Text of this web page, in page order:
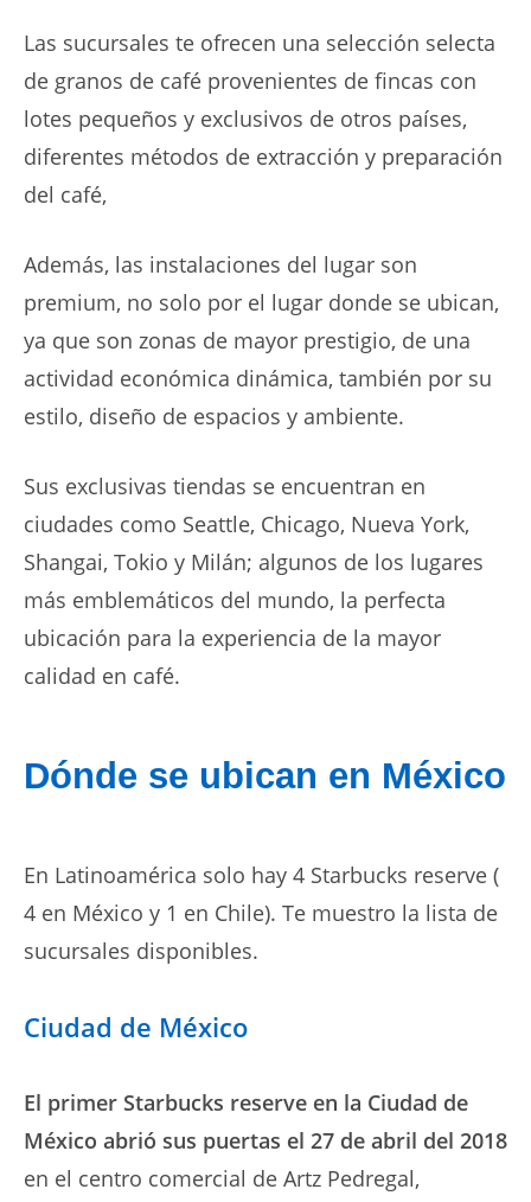
Las sucursales te ofrecen una selección selecta
de granos de café provenientes de fincas con
lotes pequeños y exclusivos de otros países,
diferentes métodos de extracción y preparación
del café,
Además, las instalaciones del lugar son
premium, no solo por el lugar donde se ubican,
ya que son zonas de mayor prestigio, de una
actividad económica dinámica, también por su
estilo, diseño de espacios y ambiente.
Sus exclusivas tiendas se encuentran en
ciudades como Seattle, Chicago, Nueva York,
Shangai, Tokio y Milán; algunos de los lugares
más emblemáticos del mundo, la perfecta
ubicación para la experiencia de la mayor
calidad en café.
Dónde se ubican en México
En Latinoamérica solo hay 4 Starbucks reserve (
4 en México y 1 en Chile). Te muestro la lista de
sucursales disponibles.
Ciudad de México
El primer Starbucks reserve en la Ciudad de
México abrió sus puertas el 27 de abril del 2018
en el centro comercial de Artz Pedregal,